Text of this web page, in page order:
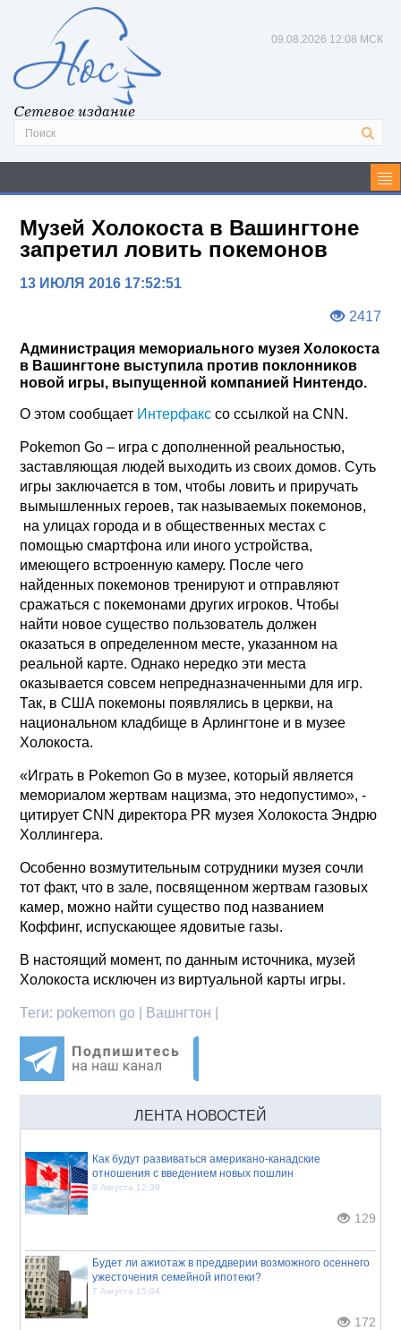
Сетевое издание
09.08.2026 12:08 МСК
Музей Холокоста в Вашингтоне
запретил ловить покемонов
13 ИЮЛЯ 2016 17:52:51
2417
Администрация мемориального музея Холокоста
в Вашингтоне выступила против поклонников
новой игры, выпущенной компанией Нинтендо.
О этом сообщает Интерфакс со ссылкой на CNN.
Pokemon Go – игра с дополненной реальностью,
заставляющая людей выходить из своих домов. Суть
игры заключается в том, чтобы ловить и приручать
вымышленных героев, так называемых покемонов,
на улицах города и в общественных местах с
помощью смартфона или иного устройства,
имеющего встроенную камеру. После чего
найденных покемонов тренируют и отправляют
сражаться с покемонами других игроков. Чтобы
найти новое существо пользователь должен
оказаться в определенном месте, указанном на
реальной карте. Однако нередко эти места
оказывается совсем непредназначенными для игр.
Так, в США покемоны появлялись в церкви, на
национальном кладбище в Арлингтоне и в музее
Холокоста.
«Играть в Pokemon Go в музее, который является
мемориалом жертвам нацизма, это недопустимо», -
цитирует CNN директора PR музея Холокоста Эндрю
Холлингера.
Особенно возмутительным сотрудники музея сочли
тот факт, что в зале, посвященном жертвам газовых
камер, можно найти существо под названием
Коффинг, испускающее ядовитые газы.
В настоящий момент, по данным источника, музей
Холокоста исключен из виртуальной карты игры.
Теги: pokemon go | Вашнгтон |
ЛЕНТА НОВОСТЕЙ
Как будут развиваться американо-канадские
отношения с введением новых пошлин
8 Августа 12:39
129
Будет ли ажиотаж в преддверии возможного осеннего
ужесточения семейной ипотеки?
7 Августа 15:04
172